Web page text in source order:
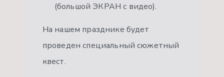
(большой ЭКРАН с видео).
На нашем празднике будет
проведен специальный сюжетный
квест.